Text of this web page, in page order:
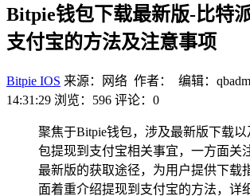
Bitpie钱包下载最新版-比特
支付宝的方法及注意事项
Bitpie IOS 来源：网络 作者： 编辑：
14:31:29 浏览：596 评论：0
聚焦于Bitpie钱包，涉及最新版下载
包提现到支付宝相关事宜，一方面关
最新版的获取途径，为用户提供下载
面着重介绍提现到支付宝的方法，详